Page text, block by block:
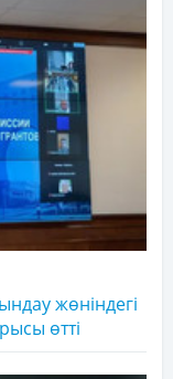
жөніндегі
өтті